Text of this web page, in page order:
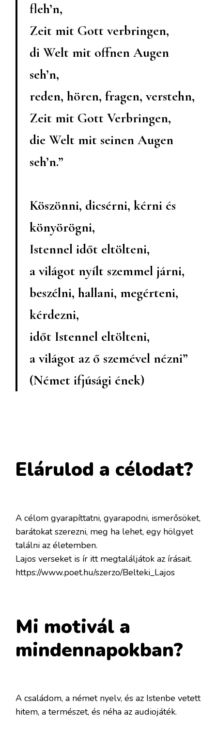
fleh’n,
Zeit mit Gott verbringen,
di Welt mit offnen Augen
seh’n,
reden, hören, fragen, verstehn,
Zeit mit Gott Verbringen,
die Welt mit seinen Augen
seh’n.”
Köszönni, dicsérni, kérni és
könyörögni,
Istennel időt eltölteni,
a világot nyílt szemmel járni,
beszélni, hallani, megérteni,
kérdezni,
időt Istennel eltölteni,
a világot az ő szemével nézni”
(Német ifjúsági ének)
Elárulod a célodat?
A célom gyarapíttatni, gyarapodni, ismerősöket,
barátokat szerezni, meg ha lehet, egy hölgyet
találni az életemben.
Lajos verseket is ír itt megtaláljátok az írásait.
https://www.poet.hu/szerzo/Belteki_Lajos
Mi motivál a
mindennapokban?
A családom, a német nyelv, és az Istenbe vetett
hitem, a természet, és néha az audiojáték.